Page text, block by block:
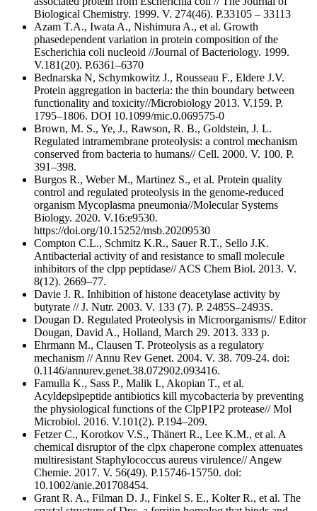
Biological Chemistry. 1999. V. 274(46). P.33105 – 33113
Azam T.A., Iwata A., Nishimura A., et al. Growth
phasedependent variation in protein composition of the
Escherichia coli nucleoid //Journal of Bacteriology. 1999.
V.181(20). P.6361–6370
Bednarska N, Schymkowitz J., Rousseau F., Eldere J.V.
Protein aggregation in bacteria: the thin boundary between
functionality and toxicity//Microbiology 2013. V.159. P.
1795–1806. DOI 10.1099/mic.0.069575-0
Brown, M. S., Ye, J., Rawson, R. B., Goldstein, J. L.
Regulated intramembrane proteolysis: a control mechanism
conserved from bacteria to humans// Cell. 2000. V. 100. P.
391–398.
Burgos R., Weber M., Martinez S., et al. Protein quality
control and regulated proteolysis in the genome-reduced
organism Mycoplasma pneumonia//Molecular Systems
Biology. 2020. V.16:e9530.
https://doi.org/10.15252/msb.20209530
Compton C.L., Schmitz K.R., Sauer R.T., Sello J.K.
Antibacterial activity of and resistance to small molecule
inhibitors of the clpp peptidase// ACS Chem Biol. 2013. V.
8(12). 2669–77.
Davie J. R. Inhibition of histone deacetylase activity by
butyrate // J. Nutr. 2003. V. 133 (7). P. 2485S–2493S.
Dougan D. Regulated Proteolysis in Microorganisms// Editor
Dougan, David A., Holland, March 29. 2013. 333 р.
Ehrmann M., Clausen T. Proteolysis as a regulatory
mechanism // Annu Rev Genet. 2004. V. 38. 709-24. doi:
0.1146/annurev.genet.38.072902.093416.
Famulla K., Sass P., Malik I., Akopian T., et al.
Acyldepsipeptide antibiotics kill mycobacteria by preventing
the physiological functions of the ClpP1P2 protease// Mol
Microbiol. 2016. V.101(2). P.194–209.
Fetzer C., Korotkov V.S., Thänert R., Lee K.M., et al. A
chemical disruptor of the clpx chaperone complex attenuates
multiresistant Staphylococcus aureus virulence// Angew
Chemie. 2017. V. 56(49). P.15746-15750. doi:
10.1002/anie.201708454.
Grant R. A., Filman D. J., Finkel S. E., Kolter R., et al. The